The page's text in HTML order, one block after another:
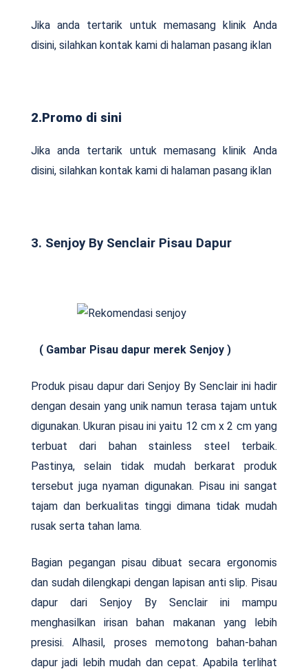
Jika anda tertarik untuk memasang klinik Anda
disini, silahkan kontak kami di halaman pasang iklan
2.Promo di sini
Jika anda tertarik untuk memasang klinik Anda
disini, silahkan kontak kami di halaman pasang iklan
3. Senjoy By Senclair Pisau Dapur
( Gambar Pisau dapur merek Senjoy )
Produk pisau dapur dari Senjoy By Senclair ini hadir
dengan desain yang unik namun terasa tajam untuk
digunakan. Ukuran pisau ini yaitu 12 cm x 2 cm yang
terbuat dari bahan stainless steel terbaik.
Pastinya, selain tidak mudah berkarat produk
tersebut juga nyaman digunakan. Pisau ini sangat
tajam dan berkualitas tinggi dimana tidak mudah
rusak serta tahan lama.
Bagian pegangan pisau dibuat secara ergonomis
dan sudah dilengkapi dengan lapisan anti slip. Pisau
dapur dari Senjoy By Senclair ini mampu
menghasilkan irisan bahan makanan yang lebih
presisi. Alhasil, proses memotong bahan-bahan
dapur jadi lebih mudah dan cepat. Apabila terlihat